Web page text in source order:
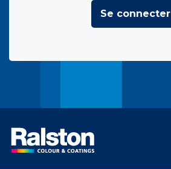
Se connecter